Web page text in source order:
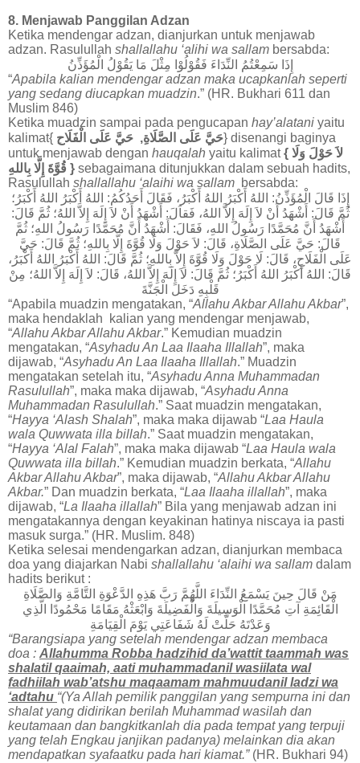
8. Menjawab Panggilan Adzan
Ketika mendengar adzan, dianjurkan untuk menjawab
adzan. Rasulullah shallallahu ‘alihi wa sallam bersabda:
إِذَا سَمِعْتُمُ النِّدَاءَ فَقُوْلُوْا مِثْلَ مَا يَقُوْلُ الْمُؤَذِّنُ
“Apabila kalian mendengar adzan maka ucapkanlah seperti
yang sedang diucapkan muadzin.” (HR. Bukhari 611 dan
Muslim 846)
Ketika muadzin sampai pada pengucapan hay’alatani yaitu
kalimat{
حَيَّ عَلَى الصَّلَاةِ, حَيَّ عَلَى الْفَلَاح
} disenangi baginya
untuk menjawab dengan hauqalah yaitu kalimat{ لاَ حَوْلَ وَلَا
قُوَّةَ إِلَّا بِاللهِ } sebagaimana ditunjukkan dalam sebuah hadits,
Rasulullah shallallahu ‘alaihi wa sallam bersabda:
إِذَا قَالَ الْمُؤَذِّنُ: اللهُ أَكْبَرُ اللهُ أَكْبَرُ، فَقَالَ أَحَدُكُمُ: اللهُ أَكْبَرُ اللهُ أَكْبَرُ؛
ثُمَّ قَالَ: أَشْهَدُ أَنْ لاَ إِلَهَ إِلاَّ اللهُ، فَقاَلَ: أَشْهَدُ أَنْ لاَ إِلَهَ إِلاَّ اللهُ؛ ثُمَّ قَالَ:
أَشْهَدُ أَنَّ مُحَمَّدًا رَسُولُ اللهِ، فَقَالَ: أَشْهَدُ أَنَّ مُحَمَّدًا رَسُولُ اللهِ؛ ثُمَّ
قَالَ: حَيَّ عَلَى الصَّلَاةِ، قَالَ: لاَ حَوْلَ وَلَا قُوَّةَ إِلَّا بِاللهِ؛ ثُمَّ قَالَ: حَيَّ
عَلَى الْفَلَاحِ، قَالَ: لَا حَوْلَ وَلَا قُوَّةَ إِلاَّ بِاللهِ؛ ثُمَّ قَالَ: اللهُ أَكْبَرُ اللهُ أَكْبَرُ،
قَالَ: اللهُ أَكْبَرُ اللهُ أَكْبَرُ؛ ثُمَّ قَالَ: لاَ إِلَهَ إِلاَّ اللهُ، قَالَ: لاَ إِلَهَ إِلاَّ اللهُ؛ مِنْ
قَلْبِهِ دَخَلَ الْجَنَّةَ
“Apabila muadzin mengatakan, “Allahu Akbar Allahu Akbar”,
maka hendaklah kalian yang mendengar menjawab,
“Allahu Akbar Allahu Akbar.” Kemudian muadzin
mengatakan, “Asyhadu An Laa Ilaaha Illallah”, maka
dijawab, “Asyhadu An Laa Ilaaha Illallah.” Muadzin
mengatakan setelah itu, “Asyhadu Anna Muhammadan
Rasulullah”, maka maka dijawab, “Asyhadu Anna
Muhammadan Rasulullah.” Saat muadzin mengatakan,
“Hayya ‘Alash Shalah”, maka maka dijawab “Laa Haula
wala Quwwata illa billah.” Saat muadzin mengatakan,
“Hayya ‘Alal Falah”, maka maka dijawab “Laa Haula wala
Quwwata illa billah.” Kemudian muadzin berkata, “Allahu
Akbar Allahu Akbar”, maka dijawab, “Allahu Akbar Allahu
Akbar.” Dan muadzin berkata, “Laa Ilaaha illallah”, maka
dijawab, “La Ilaaha illallah” Bila yang menjawab adzan ini
mengatakannya dengan keyakinan hatinya niscaya ia pasti
masuk surga.” (HR. Muslim. 848)
Ketika selesai mendengarkan adzan, dianjurkan membaca
doa yang diajarkan Nabi shallallahu ‘alaihi wa sallam dalam
hadits berikut :
مَنْ قَالَ حِينَ يَسْمَعُ النِّدَاءَ اللَّهُمَّ رَبَّ هَذِهِ الدَّعْوَةِ التَّامَّةِ وَالصَّلَاةِ
الْقَائِمَةِ آتِ مُحَمَّدًا الْوَسِيلَةَ وَالْفَضِيلَةَ وَابْعَثْهُ مَقَامًا مَحْمُودًا
الَّذِي
وَعَدْتَهُ حَلَّتْ لَهُ شَفَاعَتِي يَوْمَ الْقِيَامَةِ
“Barangsiapa yang setelah mendengar adzan membaca
doa : Allahumma Robba hadzihid da’wattit taammah was
shalatil qaaimah, aati muhammadanil wasiilata wal
fadhiilah wab’atshu maqaamam mahmuudanil ladzi wa
‘adtahu “(Ya Allah pemilik panggilan yang sempurna ini dan
shalat yang didirikan berilah Muhammad wasilah dan
keutamaan dan bangkitkanlah dia pada tempat yang terpuji
yang telah Engkau janjikan padanya) melainkan dia akan
mendapatkan syafaatku pada hari kiamat.” (HR. Bukhari 94)